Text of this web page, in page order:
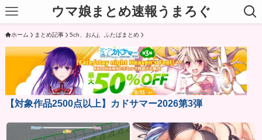
ウマ娘まとめ速報うまろぐ
ホーム まとめ記事 5ch、おんj、ふたばまとめ
【対象作品2500点以上】カドサマー2026第3弾